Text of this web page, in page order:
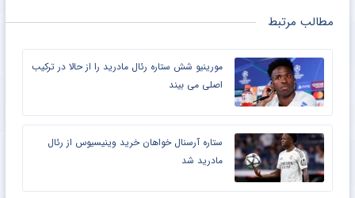
مطالب مرتبط
مورینیو شش ستاره رئال مادرید را از حالا در ترکیب
اصلی می بیند
ستاره آرسنال خواهان خرید وینیسیوس از رئال
مادرید شد